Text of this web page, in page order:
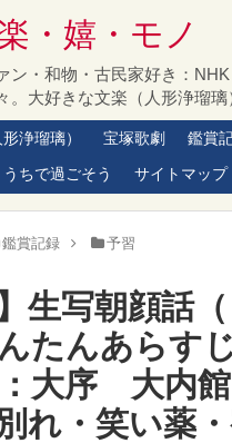
・嬉・モノ
ン・和物・古民家好き：
。大好きな文楽（人形浄瑠
浄瑠璃） 宝塚歌劇 鑑賞
うちで過ごそう サイトマップ
鑑賞記録 予習
】生写朝顔話
たんあらす
大序 大内館
れ・笑い薬